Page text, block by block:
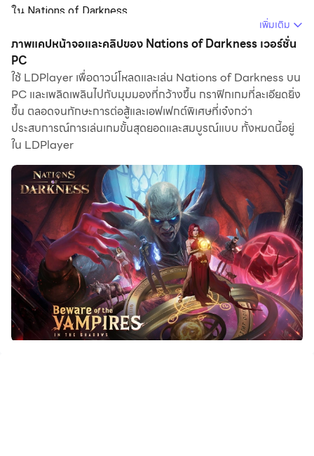
ใน Nations of Darkness
เมื่อคุณเล่น Nations of Darkness บนคอมพิวเตอร์ คุณ
สามารถเพลิดเพลินกับการเล่นเกมได้นานหลายชั่วโมง ใช้
การบันทึกสคริปต์เพื่อบันทึกการกระทำและงานซ้ำๆ โดย
อัตโนมัติ สิ่งนี้จะช่วยให้คุณเพิ่มระดับได้เร็วขึ้นในขณะ
เดียวกันก็ทำให้การรวบรวมทรัพยากรมีประสิทธิภาพมากขึ้น
นอกจากนี้ มาโครยังมีประโยชน์มากหากคุณต้องการคอมโบ
การดำเนินการด้วยคลิกเดียวช่วยให้คุณทำการสังหารได้
อย่างรวดเร็ว!
หากคุณต้องการพัฒนาหลายบัญชี การเปิดหลายบัญชีและ
การซิงโครไนซ์บัญชีเหล่านั้นสามารถช่วยคุณได้เช่นกัน คุณ
สามารถเล่นด้วยบัญชีหลักในขณะที่ใช้บัญชีอื่นเพื่อเติบโต
และอัปเกรด เริ่มดาวน์โหลดและเล่น Nations of Darkness
บนคอมพิวเตอร์ของคุณทันที!
เกิดในความมืดมิดและปกคลุมไปด้วยความลึกลับ แวมไพร์.
เพิ่มเติม
ภาพแคปหน้าจอและคลิปของ Nations of Darkness เวอร์ชั่น
PC
ใช้ LDPlayer เพื่อดาวน์โหลดและเล่น Nations of Darkness บน
PC และเพลิดเพลินไปกับมุมมองที่กว้างขึ้น กราฟิกเกมที่ละเอียดยิ่ง
ขึ้น ตลอดจนทักษะการต่อสู้และเอฟเฟกต์พิเศษที่เจ๋งกว่า
ประสบการณ์การเล่นเกมขั้นสุดยอดและสมบูรณ์แบบ ทั้งหมดนี้อยู่
ใน LDPlayer